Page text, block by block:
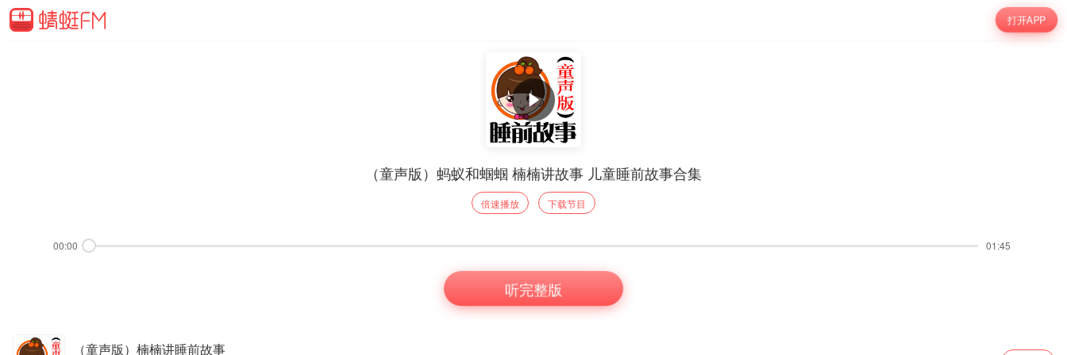
打开APP
（童声版）蚂蚁和蝈蝈 楠楠讲故事 儿童睡前故事合集
倍速播放 下载节目
00:00 01:45
听完整版
（童声版）楠楠讲睡前故事